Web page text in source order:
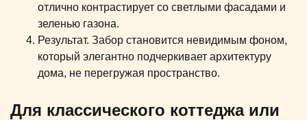
отлично контрастирует со светлыми фасадами и
зеленью газона.
Результат. Забор становится невидимым фоном,
который элегантно подчеркивает архитектуру
дома, не перегружая пространство.
Для классического коттеджа или